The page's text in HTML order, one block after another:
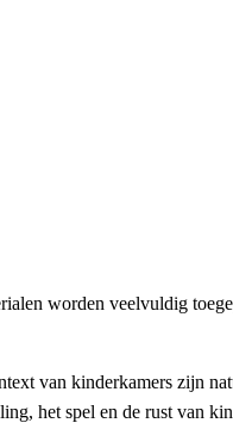
worden veelvuldig
van kinderkamers zijn
het spel en de rust van